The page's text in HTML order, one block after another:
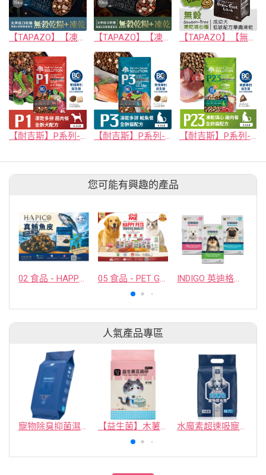
【TAPAZO】【凍乾雙饗宴】成幼貓低敏鮭魚配方 5磅 【TAPAZO】【凍乾三重奏】成幼犬低敏羊肉配方 5磅 【TAPAZO】【無穀凍乾填心糧】成幼犬_羊肉配方 2磅(單一肉源)
您可能有興趣的產品
02 食品 - HAPPY COMPANION CO., LTD. 05 食品 - PET GUSTO CO.,LTD. INDIGO 英迪格有機犬糧
人氣產品專區
寵物除臭抑菌濕紙巾／30抽／無味【4包100】 【益生菌】木薯豆腐砂/豆腐砂 (1包最低$119起)抽貓砂機 水魔素超速吸寵物尿布墊買1送1